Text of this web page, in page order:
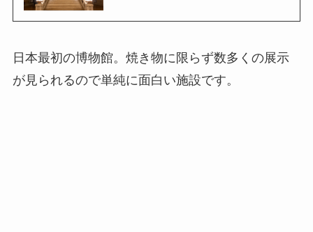
日本最初の博物館。焼き物に限らず数多くの展示
が見られるので単純に面白い施設です。